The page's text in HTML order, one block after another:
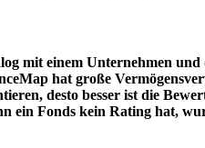
mit einem Unternehmen
hat große
desto besser ist die
ein Fonds kein Rating hat,